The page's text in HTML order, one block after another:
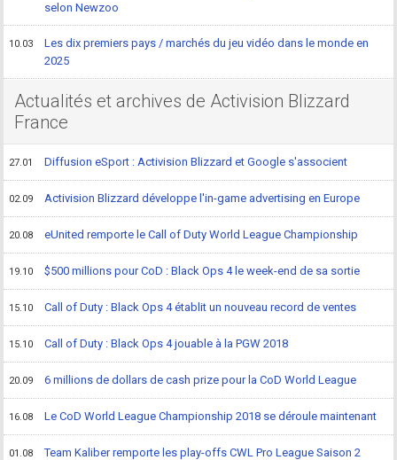
selon Newzoo
10.03
Les dix premiers pays / marchés du jeu vidéo dans le monde en
2025
Actualités et archives de Activision Blizzard
France
27.01 Diffusion eSport : Activision Blizzard et Google s'associent
02.09 Activision Blizzard développe l'in-game advertising en Europe
20.08 eUnited remporte le Call of Duty World League Championship
19.10 $500 millions pour CoD : Black Ops 4 le week-end de sa sortie
15.10 Call of Duty : Black Ops 4 établit un nouveau record de ventes
15.10 Call of Duty : Black Ops 4 jouable à la PGW 2018
20.09 6 millions de dollars de cash prize pour la CoD World League
16.08 Le CoD World League Championship 2018 se déroule maintenant
01.08 Team Kaliber remporte les play-offs CWL Pro League Saison 2